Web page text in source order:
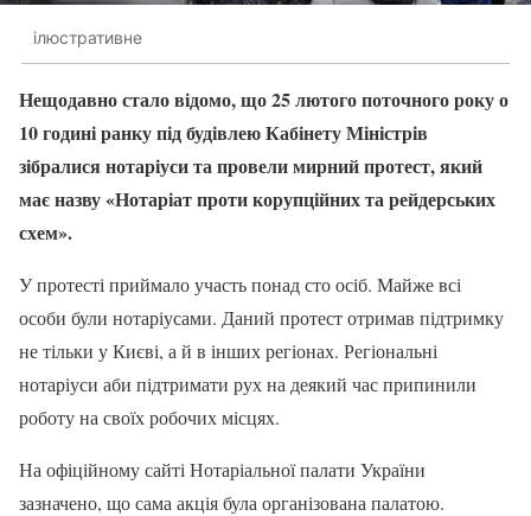
ілюстративне
Нещодавно стало відомо, що 25 лютого поточного року о
10 годині ранку під будівлею Кабінету Міністрів
зібралися нотаріуси та провели мирний протест, який
має назву «Нотаріат проти корупційних та рейдерських
схем».
У протесті приймало участь понад сто осіб. Майже всі
особи були нотаріусами. Даний протест отримав підтримку
не тільки у Києві, а й в інших регіонах. Регіональні
нотаріуси аби підтримати рух на деякий час припинили
роботу на своїх робочих місцях.
На офіційному сайті Нотаріальної палати України
зазначено, що сама акція була організована палатою.